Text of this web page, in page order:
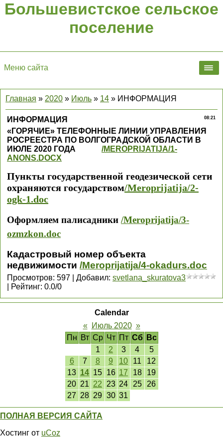
Большевистское сельское
поселение
Меню сайта
Главная » 2020 » Июль » 14 » ИНФОРМАЦИЯ
08:21
ИНФОРМАЦИЯ
«ГОРЯЧИЕ» ТЕЛЕФОННЫЕ ЛИНИИ УПРАВЛЕНИЯ
РОСРЕЕСТРА ПО ВОЛГОГРАДСКОЙ ОБЛАСТИ В
ИЮЛЕ 2020 ГОДА
/MEROPRIJATIJA/1-
ANONS.DOCX
Пункты государственной геодезической сети
охраняются государством/Meroprijatija/2-
ogk-1.doc
Оформляем палисадники /Meroprijatija/3-
ozmzkon.doc
Кадастровый номер объекта
недвижимости /Meroprijatija/4-okadurs.doc
Просмотров: 597 Добавил: svetlana_skuratova3
Рейтинг: 0.0/0
Calendar
«
Июль 2020 »
Пн Вт Ср Чт Пт Сб
Вс
1
2 3 4
5
6
7 8 9 10 11
12
13 14 15 16 17 18
19
20 21 22 23 24 25
26
27 28 29 30 31
ПОЛНАЯ ВЕРСИЯ САЙТА
Хостинг от uCoz